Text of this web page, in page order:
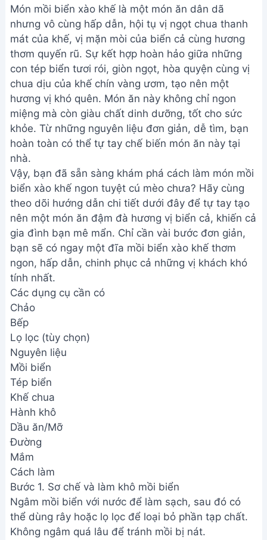
Món mồi biển xào khế là một món ăn dân dã
nhưng vô cùng hấp dẫn, hội tụ vị ngọt chua thanh
mát của khế, vị mặn mòi của biển cả cùng hương
thơm quyến rũ. Sự kết hợp hoàn hảo giữa những
con tép biển tươi rói, giòn ngọt, hòa quyện cùng vị
chua dịu của khế chín vàng ươm, tạo nên một
hương vị khó quên. Món ăn này không chỉ ngon
miệng mà còn giàu chất dinh dưỡng, tốt cho sức
khỏe. Từ những nguyên liệu đơn giản, dễ tìm, bạn
hoàn toàn có thể tự tay chế biến món ăn này tại
nhà.
Vậy, bạn đã sẵn sàng khám phá cách làm món mồi
biển xào khế ngon tuyệt cú mèo chưa? Hãy cùng
theo dõi hướng dẫn chi tiết dưới đây để tự tay tạo
nên một món ăn đậm đà hương vị biển cả, khiến cả
gia đình bạn mê mẩn. Chỉ cần vài bước đơn giản,
bạn sẽ có ngay một đĩa mồi biển xào khế thơm
ngon, hấp dẫn, chinh phục cả những vị khách khó
tính nhất.
Các dụng cụ cần có
Chảo
Bếp
Lọ lọc (tùy chọn)
Nguyên liệu
Mồi biển
Tép biển
Khế chua
Hành khô
Dầu ăn/Mỡ
Đường
Mắm
Cách làm
Bước 1. Sơ chế và làm khô mồi biển
Ngâm mồi biển với nước để làm sạch, sau đó có
thể dùng rây hoặc lọ lọc để loại bỏ phần tạp chất.
Không ngâm quá lâu để tránh mồi bị nát.